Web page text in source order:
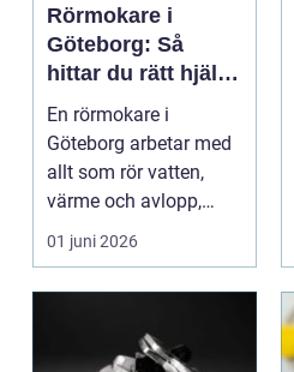
Rörmokare i
Göteborg: Så
hittar du rätt hjälp
för vatten, värme
och avlopp
En rörmokare i
Göteborg arbetar med
allt som rör vatten,
värme och avlopp,
b&ari...
01 juni 2026